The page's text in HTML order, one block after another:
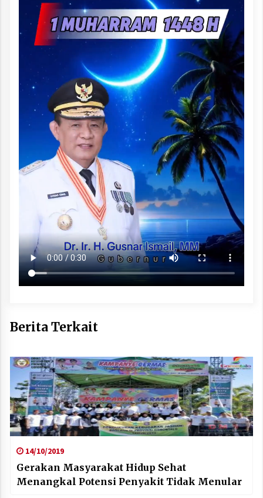
Berita Terkait
14/10/2019
Gerakan Masyarakat Hidup Sehat
Menangkal Potensi Penyakit Tidak Menular